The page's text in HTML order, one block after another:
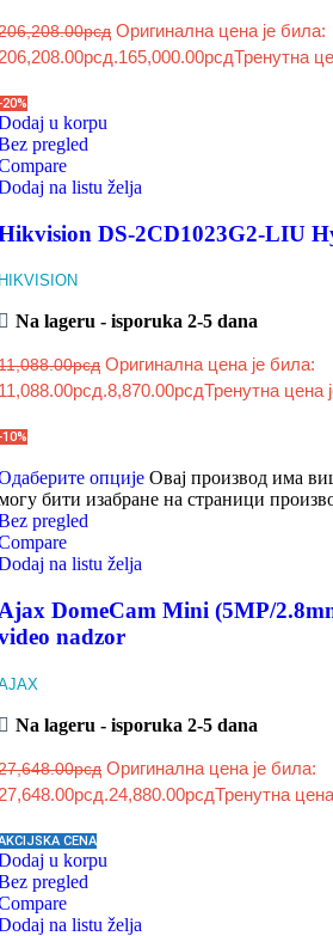
рсд Оригинална цена је била:
165,000.00рсдТренутна
u korpu
pregled
na listu želja
DS-2CD1023G2-LIU
Na lageru - isporuka 2-5 dana
рсд Оригинална цена је била:
8,870.00рсдТренутна цена
опције Овај производ има
бити изабране на страници
pregled
na listu želja
DomeCam Mini (5MP/
nadzor
Na lageru - isporuka 2-5 dana
рсд Оригинална цена је била:
24,880.00рсдТренутна
CENA
u korpu
pregled
na listu želja